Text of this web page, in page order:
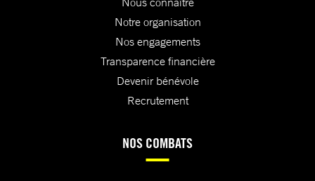
Notre organisation
Nos engagements
Transparence financière
Devenir bénévole
Recrutement
NOS COMBATS